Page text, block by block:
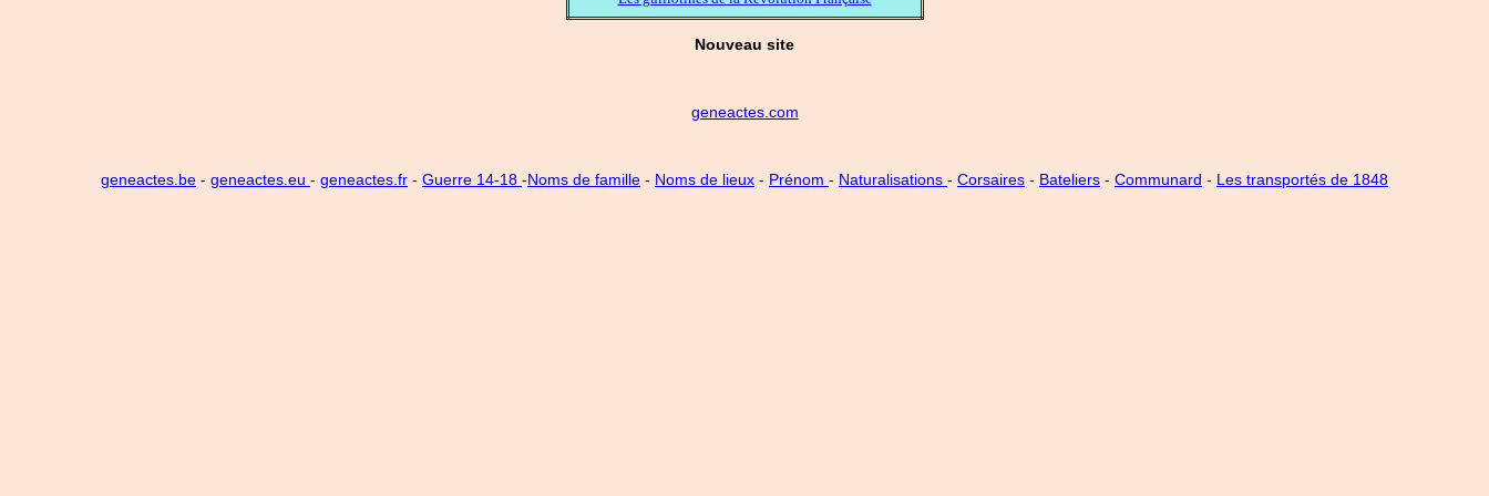
Nouveau site
geneactes.com
geneactes.be - geneactes.eu - geneactes.fr - Guerre 14-18 -Noms de famille - Noms de lieux - Prénom - Naturalisations - Corsaires - Bateliers - Communard - Les transportés de 1848